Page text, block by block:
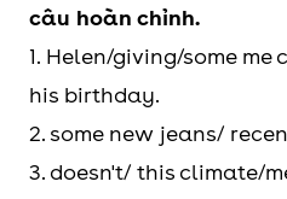
câu hoàn chỉnh.
1. Helen/giving/some
his birthday.
2. some new jeans/
3. doesn't/ this climate/